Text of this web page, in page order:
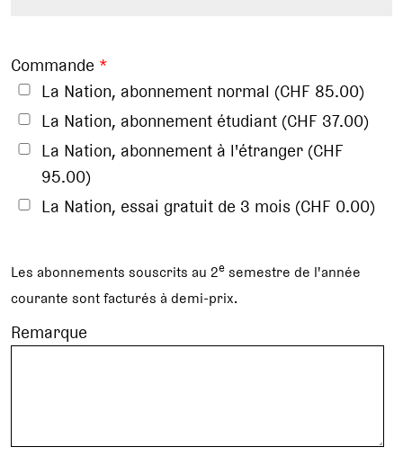
Commande *
La Nation, abonnement normal (CHF 85.00)
La Nation, abonnement étudiant (CHF 37.00)
La Nation, abonnement à l'étranger (CHF
95.00)
La Nation, essai gratuit de 3 mois (CHF 0.00)
Les abonnements souscrits au 2e semestre de l'année
courante sont facturés à demi-prix.
Remarque